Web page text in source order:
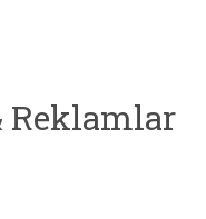
Reklamlar